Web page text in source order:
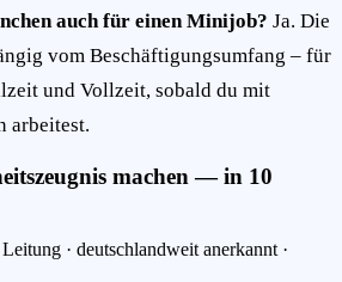
auch für einen Minijob? Ja. Die
vom Beschäftigungsumfang – für
und Vollzeit, sobald du mit
arbeitest.
machen — in 10
· deutschlandweit anerkannt ·